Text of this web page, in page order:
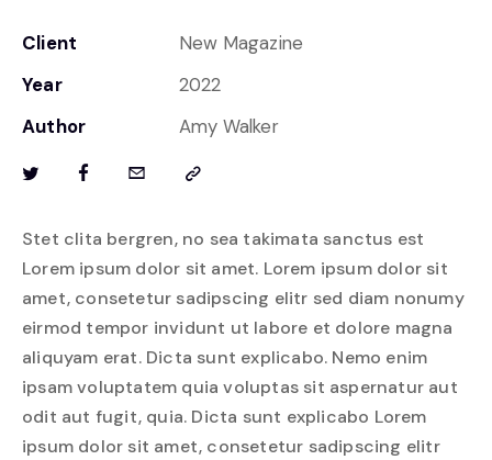
Client
New Magazine
Year
2022
Author
Amy Walker
Stet clita bergren, no sea takimata sanctus est
Lorem ipsum dolor sit amet. Lorem ipsum dolor sit
amet, consetetur sadipscing elitr sed diam nonumy
eirmod tempor invidunt ut labore et dolore magna
aliquyam erat. Dicta sunt explicabo. Nemo enim
ipsam voluptatem quia voluptas sit aspernatur aut
odit aut fugit, quia. Dicta sunt explicabo Lorem
ipsum dolor sit amet, consetetur sadipscing elitr